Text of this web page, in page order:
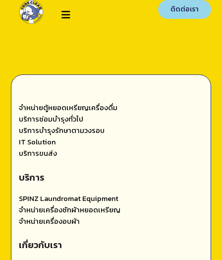
ติดต่อเรา
เกี่ยวกับเรา
บริการ
SPINZ Laundromat Equipment
จำหน่ายเครื่องซักผ้าหยอดเหรียญ
จำหน่ายเครื่องอบผ้า
จำหน่ายตู้หยอดเหรียญเครื่องดื่ม
บริการซ่อมบำรุงทั่วไป
บริการบำรุงรักษาตามวงรอบ
IT Solution
บริการขนส่ง